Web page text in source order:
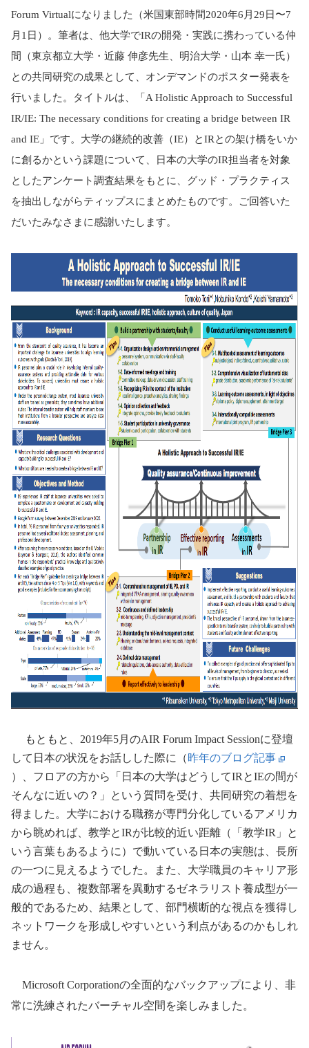
Forum Virtualになりました（米国東部時間2020年6 月 29 日〜7
月 1 日）。筆者は、他大学でIRの開発・実践に携わっている仲
間（東京都立大学・近藤 伸彦先生、明治大学・山本 幸一氏）
との共同研究の成果として、オンデマンドのポスター発表を
行いました。タイトルは、「 A Holistic Approach to Successful
IR/IE: The necessary conditions for creating a bridge between IR
and IE 」です。大学の継続的改善（IE）とIRとの架け橋をいか
に創るかという課題について、日本の大学のIR担当者を対象
としたアンケート調査結果をもとに、グッド・プラクティス
を抽出しながらティップスにまとめたものです。ご回答いた
だいたみなさまに感謝いたします。
もともと、 2019年5月のAIR Forum Impact Sessionに登壇
して日本の状況をお話しした際に（昨年のブログ記事
）、フロアの方から「日本の大学はどうしてIR とIEの間が
そんなに近いの？」という質問を受け、共同研究の着想を
得ました。大学における職務が専門分化しているアメリカ
から眺めれば、教学とIRが比較的近い距離（「教学IR 」と
いう言葉もあるように）で動いている日本の実態は、長所
の一つに見えるようでした。また、大学職員のキャリア形
成の過程も、複数部署を異動するゼネラリスト養成型が一
般的であるため、結果として、部門横断的な視点を獲得し
ネットワークを形成しやすいという利点があるのかもしれ
ません。
Microsoft Corporationの全面的なバックアップにより、非
常に洗練されたバーチャル空間を楽しみました。